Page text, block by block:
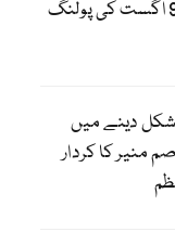
بلدیاتی حلقوں میں 9 اگست کی پولنگ
دینے میں
منیر کا کردار